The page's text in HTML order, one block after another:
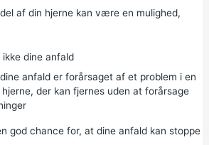
af din hjerne kan være en mulighed,
ikke dine anfald
anfald er forårsaget af et problem i en
hjerne, der kan fjernes uden at forårsage
god chance for, at dine anfald kan stoppe